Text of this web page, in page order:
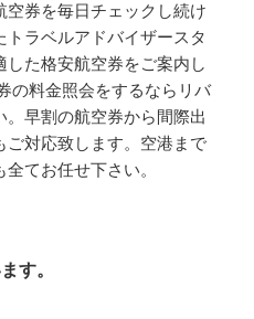
空券を毎日チェックし続け
トラベルアドバイザースタ
した格安航空券をご案内し
の料金照会をするならリバ
早割の航空券から間際出
ご対応致します。空港まで
てお任せ下さい。
す。